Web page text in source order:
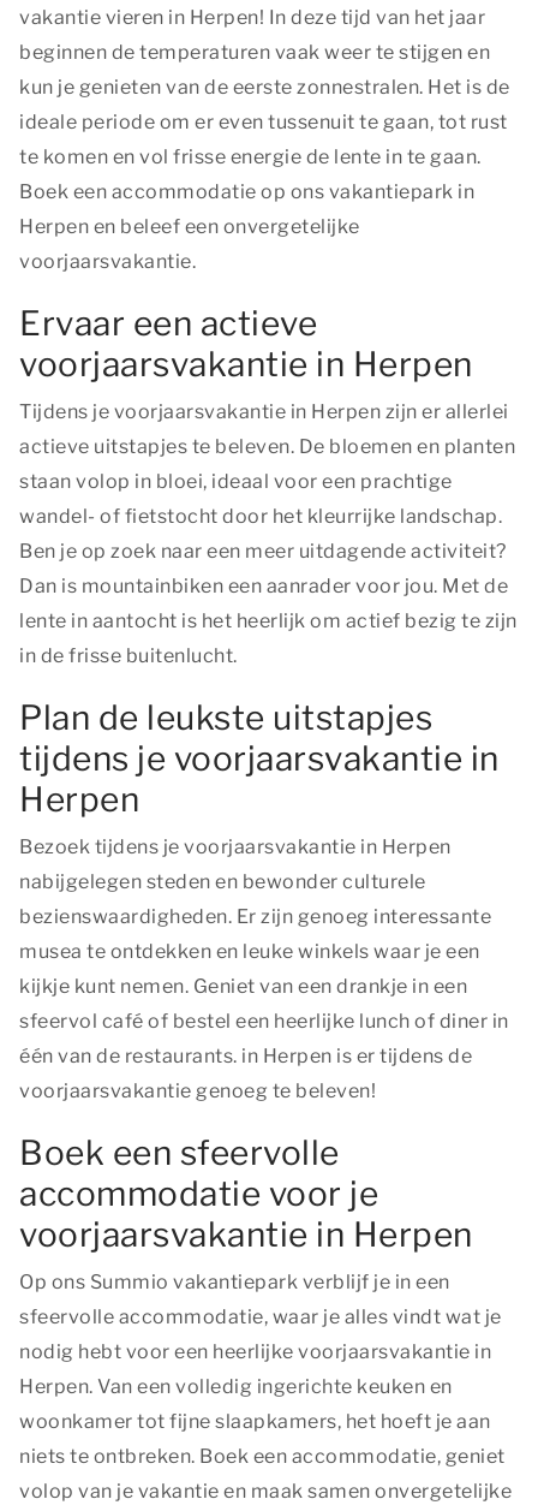
vakantie vieren in Herpen! In deze tijd van het jaar
beginnen de temperaturen vaak weer te stijgen en
kun je genieten van de eerste zonnestralen. Het is de
ideale periode om er even tussenuit te gaan, tot rust
te komen en vol frisse energie de lente in te gaan.
Boek een accommodatie op ons vakantiepark in
Herpen en beleef een onvergetelijke
voorjaarsvakantie.
Ervaar een actieve
voorjaarsvakantie in Herpen
Tijdens je voorjaarsvakantie in Herpen zijn er allerlei
actieve uitstapjes te beleven. De bloemen en planten
staan volop in bloei, ideaal voor een prachtige
wandel- of fietstocht door het kleurrijke landschap.
Ben je op zoek naar een meer uitdagende activiteit?
Dan is mountainbiken een aanrader voor jou. Met de
lente in aantocht is het heerlijk om actief bezig te zijn
in de frisse buitenlucht.
Plan de leukste uitstapjes
tijdens je voorjaarsvakantie in
Herpen
Bezoek tijdens je voorjaarsvakantie in Herpen
nabijgelegen steden en bewonder culturele
bezienswaardigheden. Er zijn genoeg interessante
musea te ontdekken en leuke winkels waar je een
kijkje kunt nemen. Geniet van een drankje in een
sfeervol café of bestel een heerlijke lunch of diner in
één van de restaurants. in Herpen is er tijdens de
voorjaarsvakantie genoeg te beleven!
Boek een sfeervolle
accommodatie voor je
voorjaarsvakantie in Herpen
Op ons Summio vakantiepark verblijf je in een
sfeervolle accommodatie, waar je alles vindt wat je
nodig hebt voor een heerlijke voorjaarsvakantie in
Herpen. Van een volledig ingerichte keuken en
woonkamer tot fijne slaapkamers, het hoeft je aan
niets te ontbreken. Boek een accommodatie, geniet
volop van je vakantie en maak samen onvergetelijke